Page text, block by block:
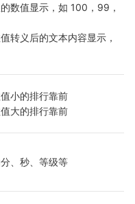
数值显示，如 100，99，
转义后的文本内容显示，
小的排行靠前
大的排行靠前
、秒、等级等